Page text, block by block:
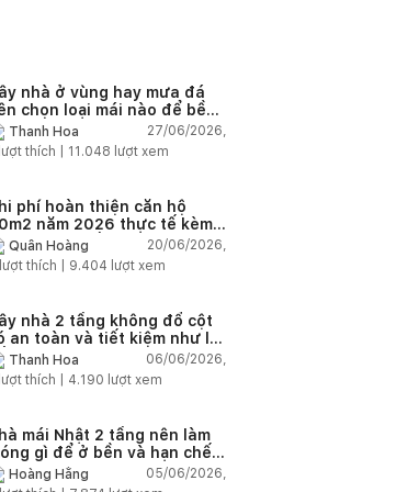
nhà ở vùng hay mưa đá
chọn loại mái nào để bền
an toàn?
Thanh Hoa
27/06/2026,
lượt thích | 11.048 lượt xem
phí hoàn thiện căn hộ
năm 2026 thực tế kèm
toán chi tiết từng hạng
Quân Hoàng
20/06/2026,
thích | 9.404 lượt xem
nhà 2 tầng không đổ cột
an toàn và tiết kiệm như lời
Thanh Hoa
06/06/2026,
lượt thích | 4.190 lượt xem
mái Nhật 2 tầng nên làm
gì để ở bền và hạn chế
lún?
Hoàng Hằng
05/06/2026,